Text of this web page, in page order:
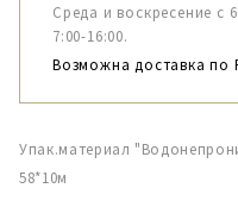
Среда и воскресение с
7:00-16:00.
Возможна доставка по
Упак.материал
58*10м